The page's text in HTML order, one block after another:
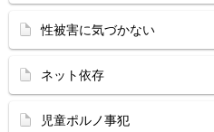
性被害に気づかない
ネット依存
児童ポルノ事犯